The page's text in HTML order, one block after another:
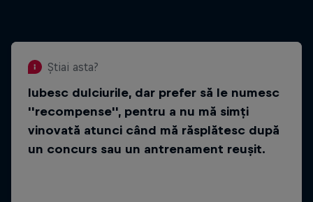
Știai asta?
Iubesc dulciurile, dar prefer să le numesc
''recompense'', pentru a nu mă simți
vinovată atunci când mă răsplătesc după
un concurs sau un antrenament reușit.
Știai asta?
Îmi place să călătoresc și vreau să
vizitez toate continentele.